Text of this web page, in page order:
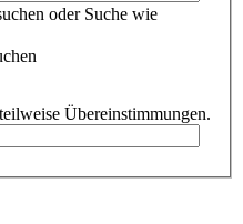
oder Suche wie
Übereinstimmungen.